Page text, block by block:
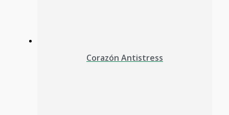
Corazón Antistress